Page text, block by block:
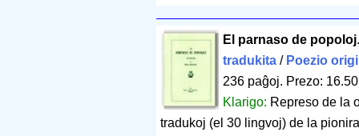
El parnaso de popoloj
tradukita/ Poezio
236 paĝoj. Prezo:
Klarigo: Represo de la
tradukoj (el 30 lingvoj) de la